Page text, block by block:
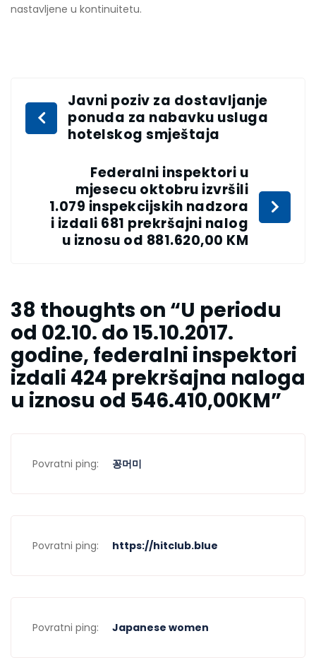
nastavljene u kontinuitetu.
Javni poziv za dostavljanje
ponuda za nabavku usluga
hotelskog smještaja
Federalni inspektori u
mjesecu oktobru izvršili
1.079 inspekcijskih nadzora
i izdali 681 prekršajni nalog
u iznosu od 881.620,00 KM
38 thoughts on “U periodu
od 02.10. do 15.10.2017.
godine, federalni inspektori
izdali 424 prekršajna naloga
u iznosu od 546.410,00KM”
Povratni ping: 꽁머미
Povratni ping: https://hitclub.blue
Povratni ping: Japanese women